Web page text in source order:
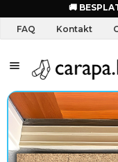
🚚
FAQ Kontakt
S
a
l
o